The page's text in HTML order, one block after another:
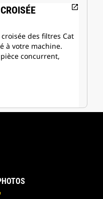
open_in_new
des filtres Cat
à votre machine.
concurrent,